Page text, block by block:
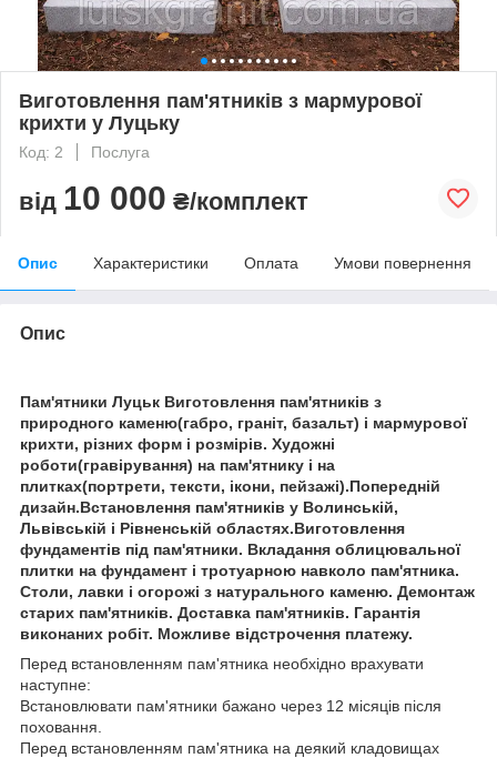
Виготовлення пам'ятників з мармурової
крихти у Луцьку
Код: 2 Послуга
від 10 000 ₴/комплект
Опис Характеристики Оплата Умови повернення
Опис
Пам'ятники Луцьк Виготовлення пам'ятників з
природного каменю(габро, граніт, базальт) і мармурової
крихти, різних форм і розмірів. Художні
роботи(гравірування) на пам'ятнику і на
плитках(портрети, тексти, ікони, пейзажі).Попередній
дизайн.Встановлення пам'ятників у Волинській,
Львівській і Рівненській областях.Виготовлення
фундаментів під пам'ятники. Вкладання облицювальної
плитки на фундамент і тротуарною навколо пам'ятника.
Столи, лавки і огорожі з натурального каменю. Демонтаж
старих пам'ятників. Доставка пам'ятників. Гарантія
виконаних робіт. Можливе відстрочення платежу.
Перед встановленням пам'ятника необхідно врахувати
наступне:
Встановлювати пам'ятники бажано через 12 місяців після
поховання.
Перед встановленням пам'ятника на деякий кладовищах